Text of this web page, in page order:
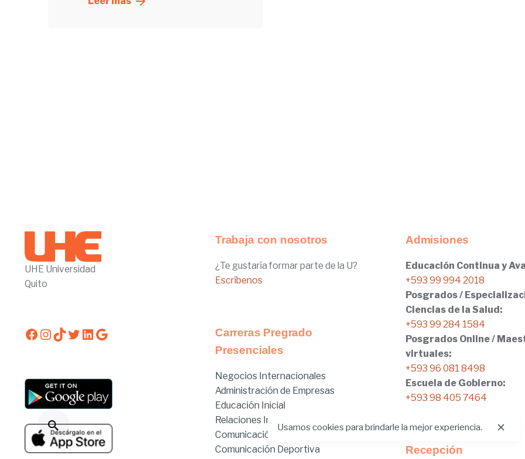
UHE Universidad
Quito
Facebook
Instagram
TikTok
Twitter
LinkedIn
Google
Trabaja con nosotros
¿Te gustaría formar parte de la U?
Escríbenos
Carreras Pregrado
Presenciales
Negocios Internacionales
Administración de Empresas
Educación Inicial
Relaciones Internacionales
Comunicación
Comunicación Deportiva
Admisiones
Educación Continua y
+593 99 994 2018
Posgrados /
Ciencias de la Salud:
+593 99 284 1584
Posgrados Online /
virtuales:
+593 96 081 8498
Escuela de Gobierno:
+593 98 405 7464
Recepción
Usamos cookies para brindarle la mejor experiencia.